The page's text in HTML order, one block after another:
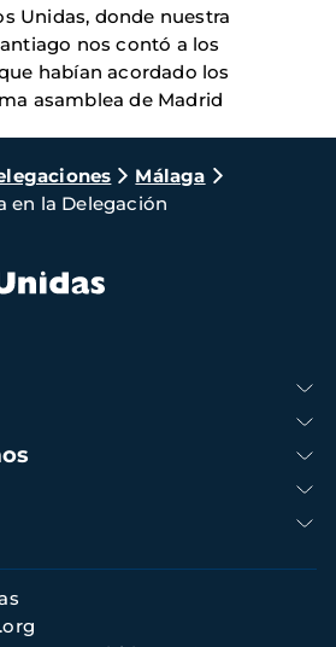
Unidas, donde nuestra
nos contó a los
habían acordado los
asamblea de Madrid
Málaga
en la Delegación